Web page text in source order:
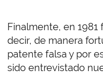
Finalmente, en
decir, de manera
patente falsa y por
sido entrevistado